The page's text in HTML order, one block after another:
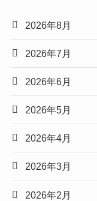
2026年8月
2026年7月
2026年6月
2026年5月
2026年4月
2026年3月
2026年2月